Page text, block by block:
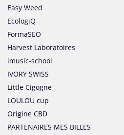
Easy Weed
EcologiQ
FormaSEO
Harvest Laboratoires
imusic-school
IVORY SWISS
Little Cigogne
LOULOU cup
Origine CBD
PARTENAIRES MES BILLES